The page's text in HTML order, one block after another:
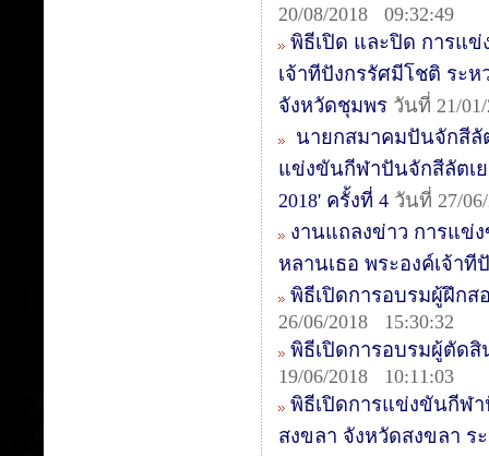
20/08/2018 09:32:49
พิธีเปิด และปิด การแข่
เจ้าทีปังกรรัศมีโชติ ระห
จังหวัดชุมพร วันที่ 21/
นายกสมาคมปันจักสีลั
แข่งขันกีฬาปันจักสีลัตเ
2018' ครั้งที่ 4 วันที่ 27/
งานแถลงข่าว การแข่
หลานเธอ พระองค์เจ้าที
พิธีเปิดการอบรมผู้ฝึกส
26/06/2018 15:30:32
พิธีเปิดการอบรมผู้ตัดสิ
19/06/2018 10:11:03
พิธีเปิดการแข่งขันกีฬ
สงขลา จังหวัดสงขลา ร